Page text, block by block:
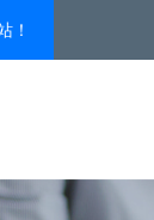
！